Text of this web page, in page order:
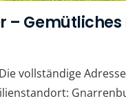
–
vollständige